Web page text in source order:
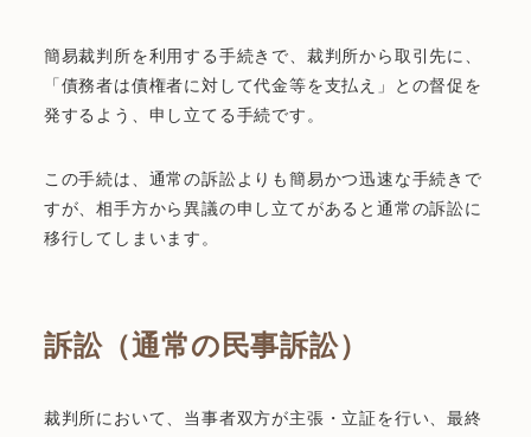
簡易裁判所を利用する手続きで、裁判所から取引先に、
「債務者は債権者に対して代金等を支払え」との督促を
発するよう、申し立てる手続です。
この手続は、通常の訴訟よりも簡易かつ迅速な手続きで
すが、相手方から異議の申し立てがあると通常の訴訟に
移行してしまいます。
訴訟（通常の民事訴訟）
裁判所において、当事者双方が主張・立証を行い、最終